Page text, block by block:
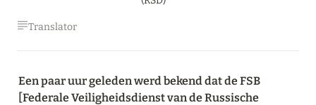
Translator
Een paar uur geleden werd bekend dat de FSB
[Federale Veiligheidsdienst van de Russische